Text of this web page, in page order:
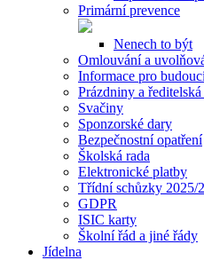
Primární prevence
Nenech to být
Omlouvání a
Informace pro
Prázdniny a
Svačiny
Sponzorské dary
Bezpečnostní opatření
Školská rada
Elektronické platby
Třídní schůzky 2025/
GDPR
ISIC karty
Školní řád a jiné řády
Jídelna